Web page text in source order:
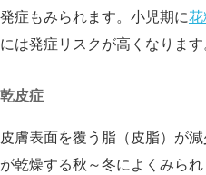
発症もみられます。小児期に
には発症リスクが高くなります
乾皮症
皮膚表面を覆う脂（皮脂）が
が乾燥する秋～冬によくみら